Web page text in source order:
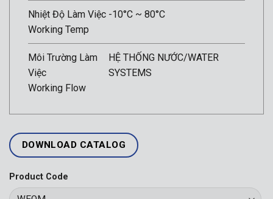
Nhiệt Độ Làm Việc
Working Temp
-10°C ~ 80°C
Môi Trường Làm
Việc
Working Flow
HỆ THỐNG NƯỚC/WATER
SYSTEMS
DOWNLOAD CATALOG
Product Code